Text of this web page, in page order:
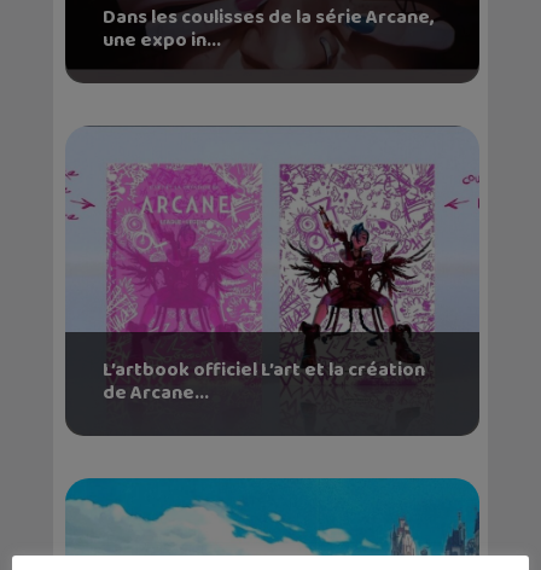
Dans les coulisses de la série Arcane,
une expo in...
L’artbook officiel L’art et la création
de Arcane...